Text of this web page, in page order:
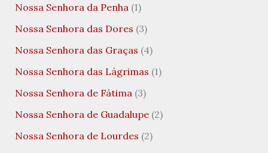
Nossa Senhora da Penha (1)
Nossa Senhora das Dores (3)
Nossa Senhora das Graças (4)
Nossa Senhora das Lágrimas (1)
Nossa Senhora de Fátima (3)
Nossa Senhora de Guadalupe(2)
Nossa Senhora de Lourdes (2)